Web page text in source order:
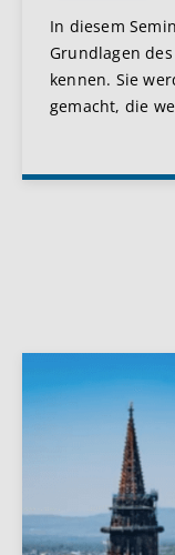
In diesem
Grundlagen
kennen. Sie
gemacht, die